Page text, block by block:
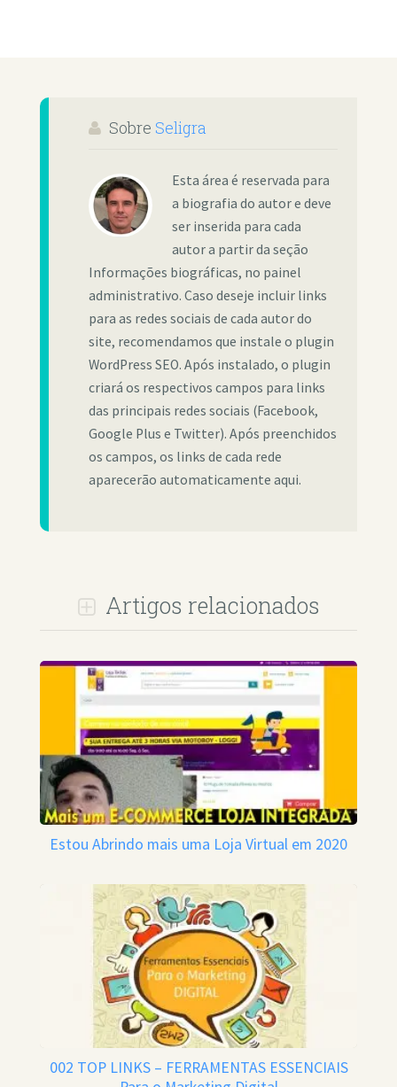
Sobre Seligra
Esta área é reservada para
a biografia do autor e deve
ser inserida para cada
autor a partir da seção
Informações biográficas, no painel
administrativo. Caso deseje incluir links
para as redes sociais de cada autor do
site, recomendamos que instale o plugin
WordPress SEO. Após instalado, o plugin
criará os respectivos campos para links
das principais redes sociais (Facebook,
Google Plus e Twitter). Após preenchidos
os campos, os links de cada rede
aparecerão automaticamente aqui.
Artigos relacionados
Estou Abrindo mais uma Loja Virtual em 2020
002 TOP LINKS – FERRAMENTAS ESSENCIAIS